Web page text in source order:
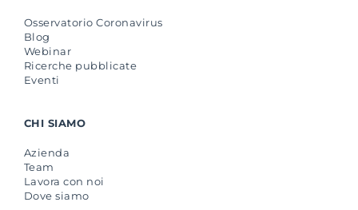
Osservatorio Coronavirus
Blog
Webinar
Ricerche pubblicate
Eventi
CHI SIAMO
Azienda
Team
Lavora con noi
Dove siamo